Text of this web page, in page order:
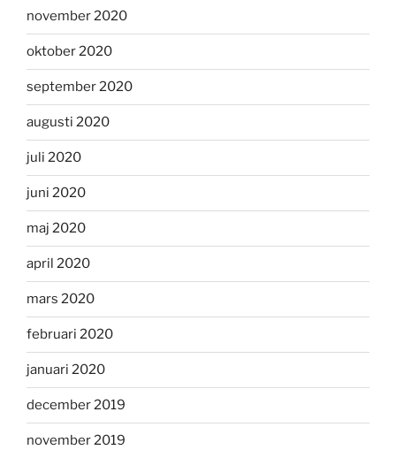
november 2020
oktober 2020
september 2020
augusti 2020
juli 2020
juni 2020
maj 2020
april 2020
mars 2020
februari 2020
januari 2020
december 2019
november 2019